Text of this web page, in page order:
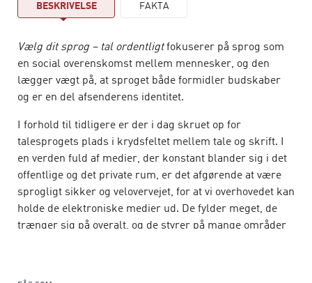
BESKRIVELSE FAKTA
Vælg dit sprog – tal ordentligtfokuserer på sprog som
en social overenskomst mellem mennesker, og den
lægger vægt på, at sproget både formidler budskaber
og er en del afsenderens identitet.
I forhold til tidligere er der i dag skruet op for
talesprogets plads i krydsfeltet mellem tale og skrift. I
en verden fuld af medier, der konstant blander sig i det
offentlige og det private rum, er det afgørende at være
sprogligt sikker og velovervejet, for at vi overhovedet kan
holde de elektroniske medier ud. De fylder meget, de
trænger sig på overalt, og de styrer på mange områder